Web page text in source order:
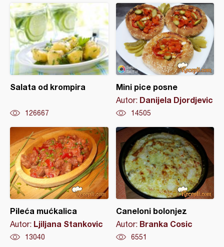
Salata od krompira
126667
Mini pice posne
Autor: Danijela Djordjevic
14505
Pileća mućkalica
Autor: Ljiljana Stankovic
13040
Caneloni bolonjez
Autor: Branka Cosic
6551